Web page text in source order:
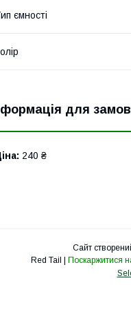
ємності
для
240 ₴
Сайт
Red Tail | Поскаржитися